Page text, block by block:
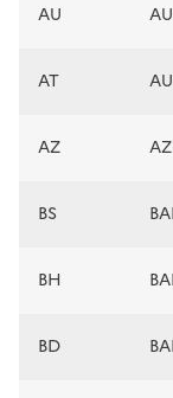
AU
AT
AZ
BS
BH
BD